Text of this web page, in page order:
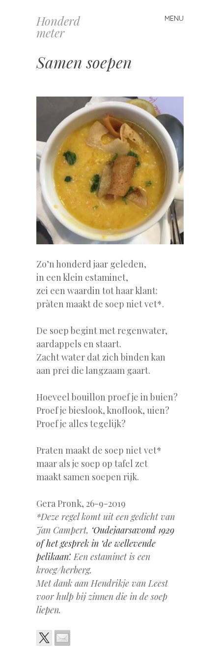
Honderd
meter
MENU
Spring
naar
Samen soepen
Zo’n honderd jaar geleden,
in een klein estaminet,
zei een waardin tot haar klant:
pràten maakt de soep niet vet*.
De soep begint met regenwater,
aardappels en staart.
Zacht water dat zich binden kan
aan prei die langzaam gaart.
Hoeveel bouillon proef je in buien?
Proef je bieslook, knoflook, uien?
Proef je alles tegelijk?
Praten maakt de soep niet vet*
maar als je soep op tafel zet
maakt samen soepen rijk.
Gera Pronk, 26-9-2019
*Deze regel komt uit een gedicht van
Jan Campert, ‘Oudejaarsavond 1929
of het gesprek in ‘de wellevende
pelikaan’. Een estaminet is een
kroeg/herberg.
Met dank aan Hendrikje van Leest
voor hulp bij zinnen die in de soep
liepen.